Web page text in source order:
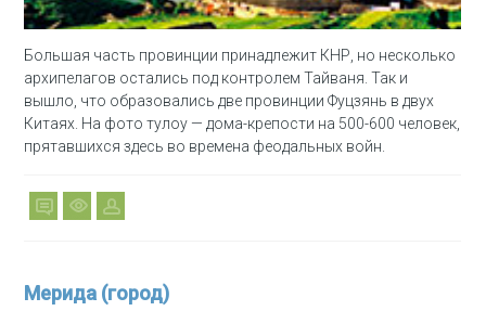
Большая часть провинции принадлежит КНР, но несколько
архипелагов остались под контролем Тайваня. Так и
вышло, что образовались две провинции Фуцзянь в двух
Китаях. На фото тулоу — дома-крепости на 500-600 человек,
прятавшихся здесь во времена феодальных войн.
Мерида (город)